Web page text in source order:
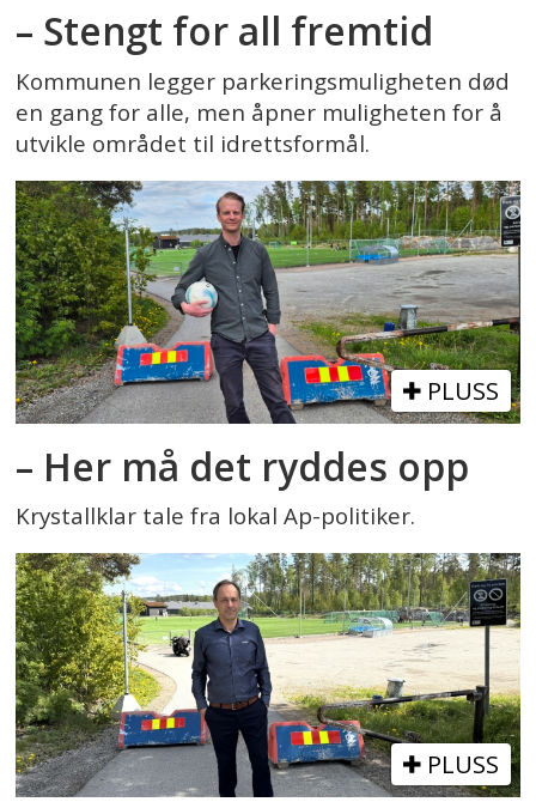
– Stengt for all fremtid
Kommunen legger parkeringsmuligheten død
en gang for alle, men åpner muligheten for å
utvikle området til idrettsformål.
PLUSS
– Her må det ryddes opp
Krystallklar tale fra lokal Ap-politiker.
PLUSS